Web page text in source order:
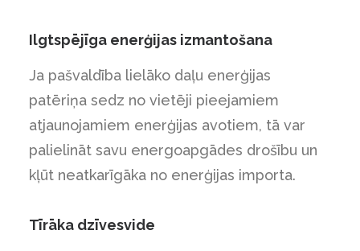
Ilgtspējīga enerģijas izmantošana
Ja pašvaldība lielāko daļu enerģijas
patēriņa sedz no vietēji pieejamiem
atjaunojamiem enerģijas avotiem, tā var
palielināt savu energoapgādes drošību un
kļūt neatkarīgāka no enerģijas importa.
Tīrāka dzīvesvide